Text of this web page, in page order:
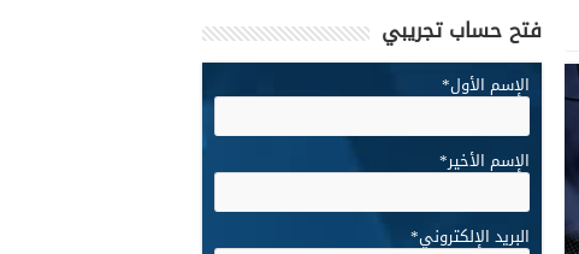
فتح حساب تجريبي
الإسم الأول*
الإسم الأخير*
البريد الإلكتروني*